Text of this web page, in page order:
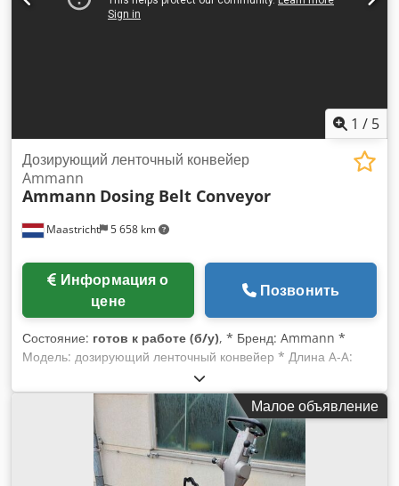
1 / 5
Maastricht 5 658 km
Дозирующий ленточный конвейер
Ammann
Ammann Dosing Belt Conveyor
цене
Позвонить
Состояние: готов к работе (б/у), * Бренд: Ammann *
Модель: дозирующий ленточный конвейер * Длина A-A:
1700 мм * Ширина ленты: 650 мм Djdpfx Aksywm I Nehsck
* Привод: мотор-редуктор 1,5 кВт * В наличии: 6 штук.
Малое объявление